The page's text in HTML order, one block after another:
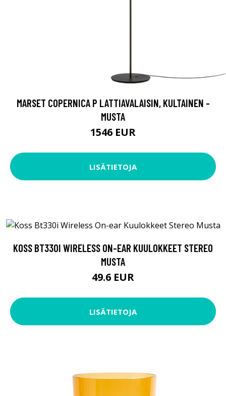
MARSET COPERNICA P LATTIAVALAISIN, KULTAINEN -
MUSTA
1546 EUR
LISÄTIETOJA
KOSS BT330I WIRELESS ON-EAR KUULOKKEET STEREO
MUSTA
49.6 EUR
LISÄTIETOJA